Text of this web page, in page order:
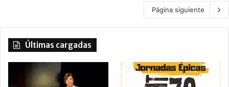
Página siguiente
Últimas cargadas